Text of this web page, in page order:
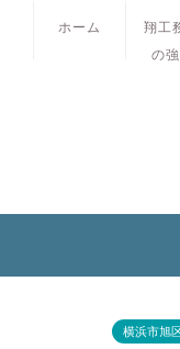
ホーム
翔工
の
横浜市旭